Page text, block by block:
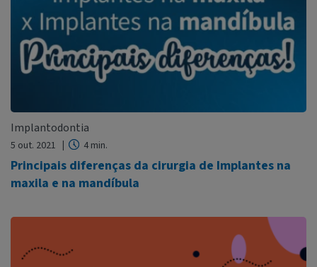
Implantodontia
5 out. 2021 4 min.
Principais diferenças da cirurgia de Implantes na
maxila e na mandíbula